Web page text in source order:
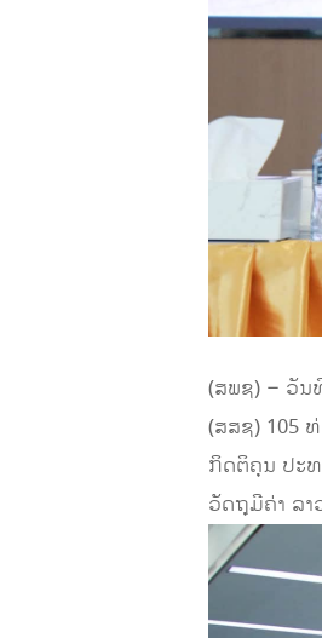
(ສພຊ) – ວັນ
(ສສຊ) 105
ກິດຕິຄຸນ ປະທ
ວັດຖຸມີຄ່າ ລາ